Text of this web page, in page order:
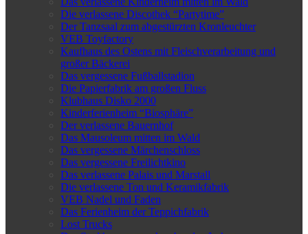
Die verlassene Discothek “Partytime”
Der Tanzsaal zum abgestürzten Kronleuchter
VEB Toyfactory
Kaufhaus des Ostens mit Fleischverarbeitung und
großer Bäckerei
Das vergessene Fußballstadion
Die Papierfabrik am großen Fluss
Klubhaus Disko 2000
Kinderferienheim “Biosphäre”
Der verlassene Bauernhof
Das Mausoleum mitten im Wald
Das vergessene Märchenschloss
Das vergessene Freilichtkino
Das verlassene Palais und Marstall
Die verlassene Ton und Keramikfabrik
VEB Nadel und Faden
Das Ferienheim der Teppichfabrik
Lost Trucks